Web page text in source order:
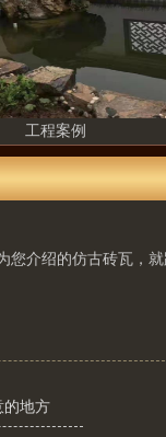
工程案例
您介绍的仿古砖瓦，
地方